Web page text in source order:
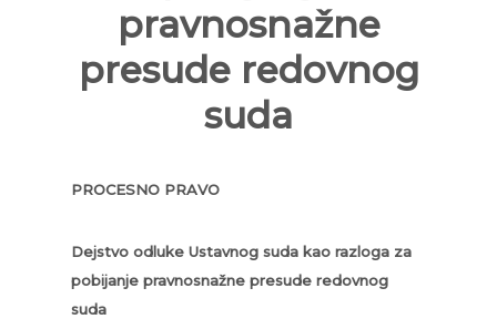
pravnosnažne
presude redovnog
suda
PROCESNO PRAVO
Dejstvo odluke Ustavnog suda kao razloga za
pobijanje pravnosnažne presude redovnog
suda